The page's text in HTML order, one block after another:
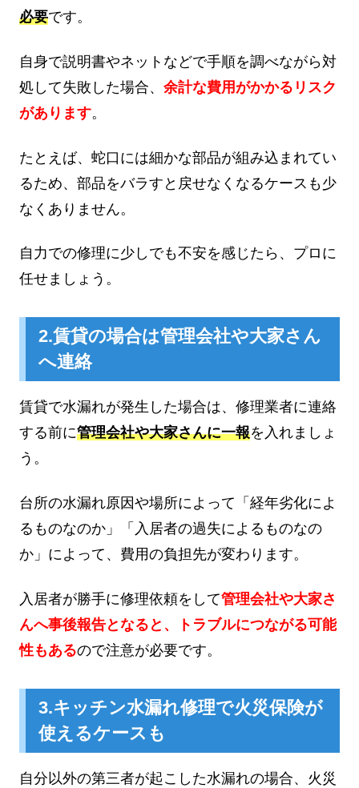
必要です。
自身で説明書やネットなどで手順を調べながら対
処して失敗した場合、 余計な費用がかかるリスク
があります。
たとえば、蛇口には細かな部品が組み込まれてい
るため、部品をバラすと戻せなくなるケースも少
なくありません。
自力での修理に少しでも不安を感じたら、プロに
任せましょう。
2.賃貸の場合は管理会社や大家さん
へ連絡
賃貸で水漏れが発生した場合は、修理業者に連絡
する前に管理会社や大家さんに一報を入れましょ
う。
台所の水漏れ原因や場所によって「経年劣化によ
るものなのか」「入居者の過失によるものなの
か」によって、費用の負担先が変わります。
入居者が勝手に修理依頼をして管理会社や大家さ
んへ事後報告となると、トラブルにつながる可能
性もあるので注意が必要です。
3.キッチン水漏れ修理で火災保険が
使えるケースも
自分以外の第三者が起こした水漏れの場合、火災